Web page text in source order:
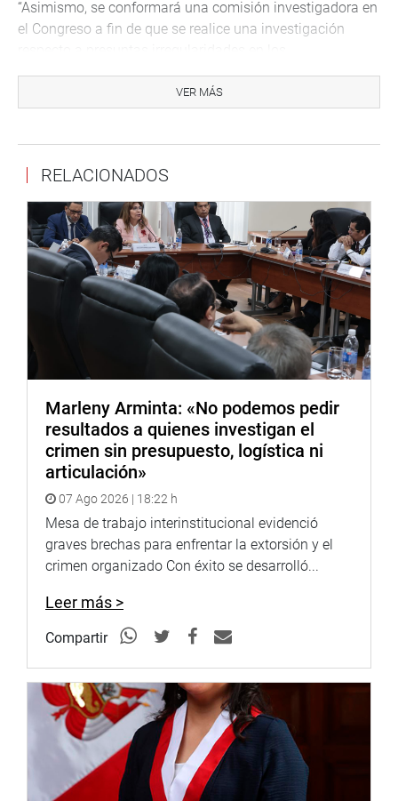
“Asimismo, se conformará una comisión investigadora en
el Congreso a fin de que se realice una investigación
procedimientos concursales. Y se conforma una
Comisión de Alto Nivel designada por el Congreso para
elaborar y proponer un nuevo marco legal que permita el
de AP.
Despacho del congresista Franco Salinas
VER MÁS
RELACIONADOS
Marleny Arminta: «No podemos pedir
resultados a quienes investigan el
crimen sin presupuesto, logística ni
articulación»
07 Ago 2026 | 18:22 h
Mesa de trabajo interinstitucional evidenció
graves brechas para enfrentar la extorsión y el
crimen organizado Con éxito se desarrolló...
Leer más >
Compartir